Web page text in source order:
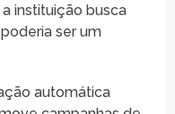
instituição busca
ser um
automática